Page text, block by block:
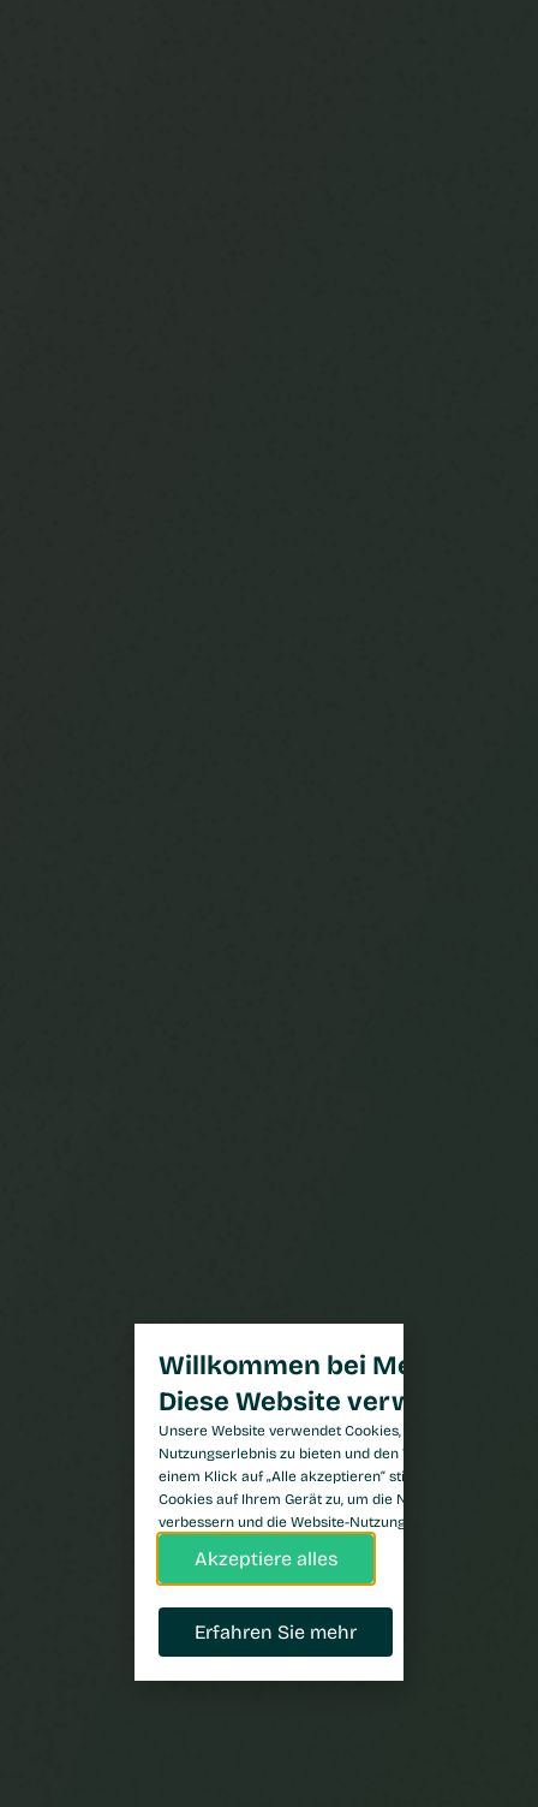
Willkommen bei Meilenstein.
Diese Website verwendet
Unsere Website verwendet Cookies, um Ihnen ein
Nutzungserlebnis zu bieten und den Website-Traffic zu
einem Klick auf „Alle akzeptieren“ stimmen Sie der
Cookies auf Ihrem Gerät zu, um die Navigation auf der
verbessern und die Website-Nutzung zu analysieren.
Akzeptiere alles
Erfahren Sie mehr